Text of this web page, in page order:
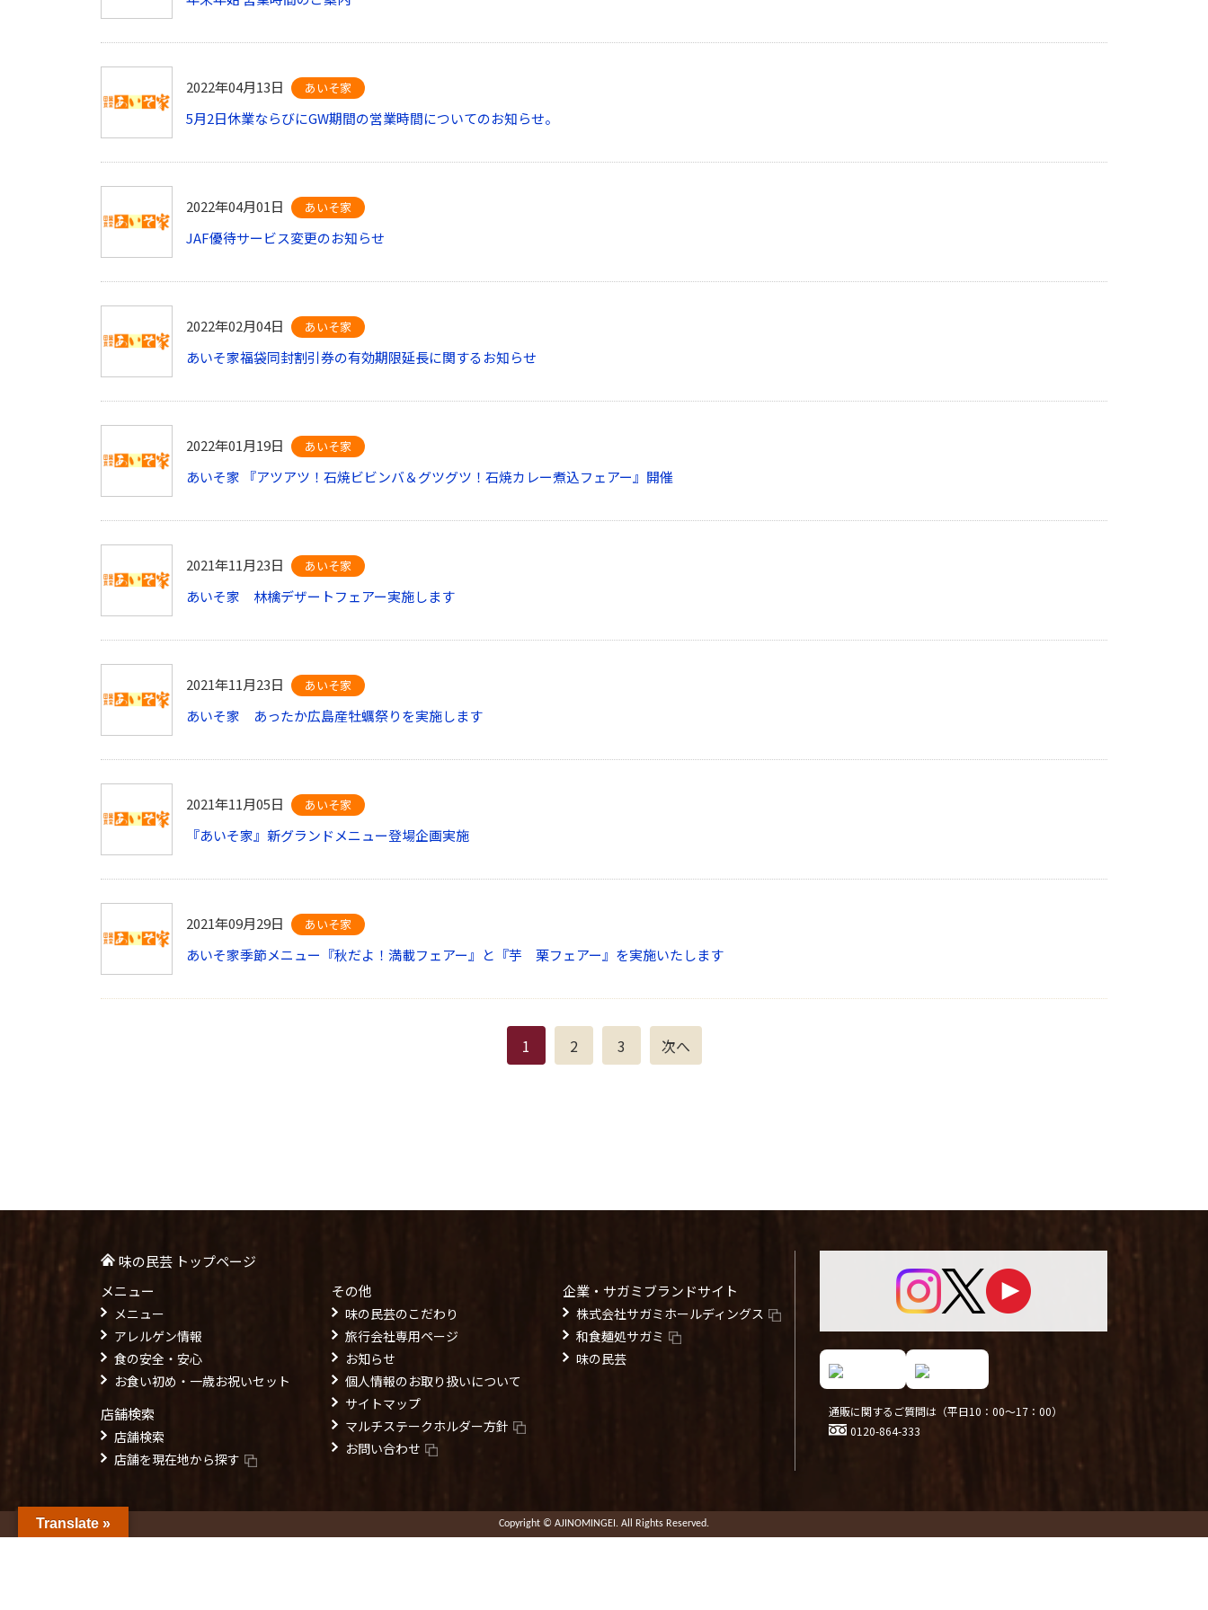
2022年04月13日 あいそ家
5月2日休業ならびにGW期間の営業時間についてのお知らせ。
2022年04月01日 あいそ家
JAF優待サービス変更のお知らせ
2022年02月04日 あいそ家
あいそ家福袋同封割引券の有効期限延長に関するお知らせ
2022年01月19日 あいそ家
あいそ家 『アツアツ！石焼ビビンバ＆グツグツ！石焼カレー煮込フェアー』開催
2021年11月23日 あいそ家
あいそ家 林檎デザートフェアー実施します
2021年11月23日 あいそ家
あいそ家 あったか広島産牡蠣祭りを実施します
2021年11月05日 あいそ家
『あいそ家』新グランドメニュー登場企画実施
2021年09月29日 あいそ家
あいそ家季節メニュー『秋だよ！満載フェアー』と『芋 栗フェアー』を実施いたします
1 2 3 次へ
味の民芸 トップページ
メニュー
メニュー
アレルゲン情報
食の安全・安心
お食い初め・一歳お祝いセット
店舗検索
店舗検索
店舗を現在地から探す
その他
味の民芸のこだわり
旅行会社専用ページ
お知らせ
個人情報のお取り扱いについて
サイトマップ
マルチステークホルダー方針
お問い合わせ
企業・サガミブランドサイト
株式会社サガミホールディングス
和食麺処サガミ
味の民芸
通販に関するご質問は（平日10：00～17：00）
0120-864-333
Copyright © AJINOMINGEI. All Rights Reserved.
Translate »